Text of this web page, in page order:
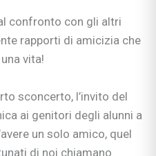
confronto con gli altri
rapporti di amicizia che
vita!
sconcerto, l’invito del
ai genitori degli alunni a
un solo amico, quel
di noi chiamano